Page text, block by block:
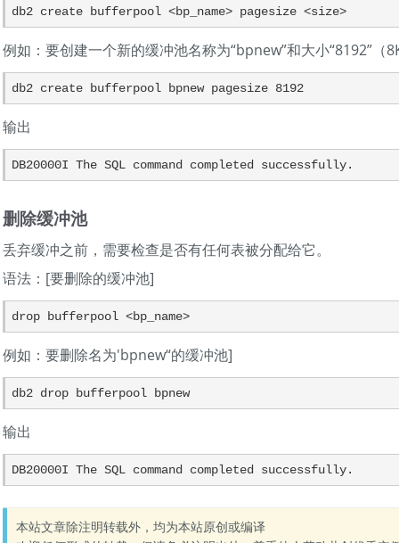
例如：要创建一个新的缓冲池名称为“bpnew”和大小“8192”（
输出
删除缓冲池
丢弃缓冲之前，需要检查是否有任何表被分配给它。
语法：[要删除的缓冲池]
例如：要删除名为'bpnew“的缓冲池]
输出
DB20000I The SQL command completed successfully.
本站文章除注明转载外，均为本站原创或编译